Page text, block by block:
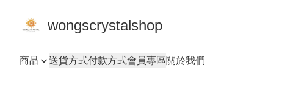
wongscrystalshop
商品 送貨方式付款方式會員專區關於我們